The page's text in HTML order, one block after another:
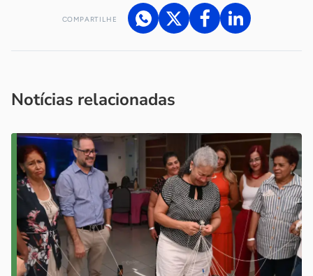
COMPARTILHE
Notícias relacionadas